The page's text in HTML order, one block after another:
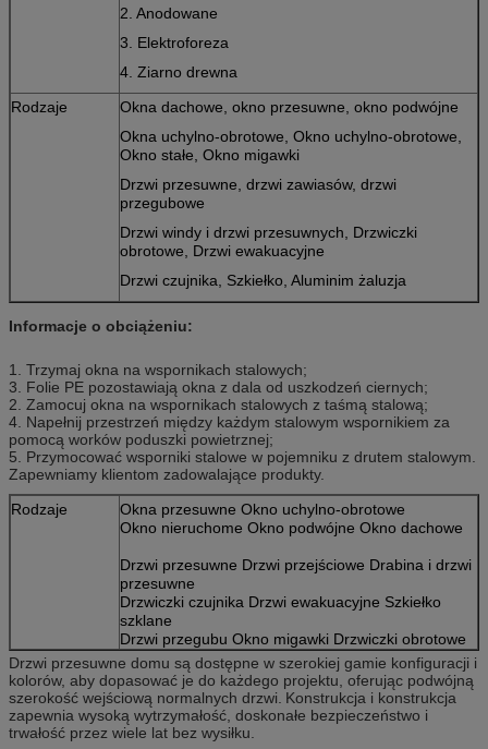
2. Anodowane
3. Elektroforeza
4. Ziarno drewna
Rodzaje
Okna dachowe, okno przesuwne, okno podwójne
Okna uchylno-obrotowe, Okno uchylno-obrotowe,
Okno stałe, Okno migawki
Drzwi przesuwne, drzwi zawiasów, drzwi
przegubowe
Drzwi windy i drzwi przesuwnych, Drzwiczki
obrotowe, Drzwi ewakuacyjne
Drzwi czujnika, Szkiełko, Aluminim żaluzja
Informacje o obciążeniu:
1. Trzymaj okna na wspornikach stalowych;
3. Folie PE pozostawiają okna z dala od uszkodzeń ciernych;
2. Zamocuj okna na wspornikach stalowych z taśmą stalową;
4. Napełnij przestrzeń między każdym stalowym wspornikiem za
pomocą worków poduszki powietrznej;
5. Przymocować wsporniki stalowe w pojemniku z drutem stalowym.
Zapewniamy klientom zadowalające produkty.
Rodzaje
Okna przesuwne Okno uchylno-obrotowe
Okno nieruchome Okno podwójne Okno dachowe
Drzwi przesuwne Drzwi przejściowe Drabina i drzwi
przesuwne
Drzwiczki czujnika Drzwi ewakuacyjne Szkiełko
szklane
Drzwi przegubu Okno migawki Drzwiczki obrotowe
Drzwi przesuwne domu są dostępne w szerokiej gamie konfiguracji i
kolorów, aby dopasować je do każdego projektu, oferując podwójną
szerokość wejściową normalnych drzwi. Konstrukcja i konstrukcja
zapewnia wysoką wytrzymałość, doskonałe bezpieczeństwo i
trwałość przez wiele lat bez wysiłku.